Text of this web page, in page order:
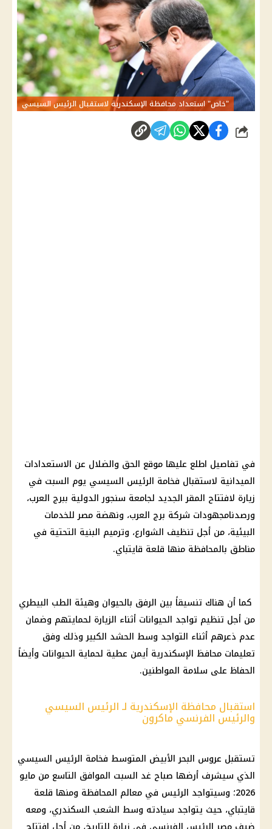
"خاص" استعداد محافظة الإسكندرية لاستقبال الرئيس السيسي
شارك
في تفاصيل اطلع عليها موقع الحق والضلال عن الاستعدادات
الميدانية لاستقبال فخامة الرئيس السيسي يوم السبت في
زيارة لافتتاح المقر الجديد لجامعة سنجور الدولية ببرج العرب،
ورصدنامجهودات شركة برج العرب، ونهضة مصر للخدمات
البيئية، من أجل تنظيف الشوارع، وترميم البنية التحتية في
مناطق بالمحافظة منها قلعة قايتباي.
كما أن هناك تنسيقاً بين الرفق بالحيوان وهيئة الطب البيطري
من أجل تنظيم تواجد الحيوانات أثناء الزيارة لحمايتهم وضمان
عدم ذعرهم أثناء التواجد وسط الحشد الكبير وذلك وفق
تعليمات محافظ الإسكندرية أيمن عطية لحماية الحيوانات وأيضاً
الحفاظ على سلامة المواطنين.
استقبال محافظة الإسكندرية لـ الرئيس السيسي
والرئيس الفرنسي ماكرون
تستقبل عروس البحر الأبيض المتوسط فخامة الرئيس السيسي
الذي سيشرف أرضها صباح غد السبت الموافق التاسع من مايو
2026؛ وسيتواجد الرئيس في معالم المحافظة ومنها قلعة
قايتباي، حيث يتواجد سيادته وسط الشعب السكندري، ومعه